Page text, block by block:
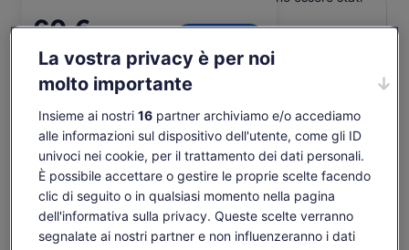
Il
60 €
per
adulto
60 €
tasse e oneri inclusi
per adultoComunicaci la tua opinione su questa traduzione
una
scheda
Cosa include e cosa no
istruzione a terra
sull'allenamento dell'acqua
equipaggiamento di sicurezza
Guida locale
Kayak - Singolo o doppio a scelta
La vostra privacy è per noi
molto importante
Insieme ai nostri 16partner archiviamo e/o accediamo
alle informazioni sul dispositivo dell'utente, come gli ID
univoci nei cookie, per il trattamento dei dati personali.
È possibile accettare o gestire le proprie scelte facendo
clic di seguito o in qualsiasi momento nella pagina
dell'informativa sulla privacy. Queste scelte verranno
segnalate ai nostri partner e non influenzeranno i dati